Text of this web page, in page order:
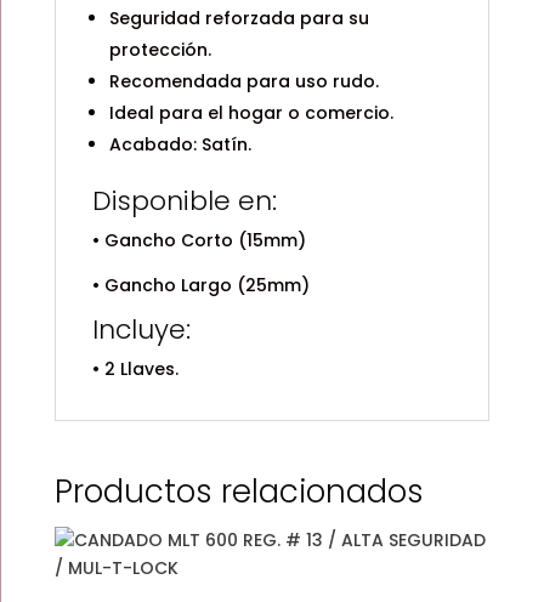
Seguridad reforzada para su
protección.
Recomendada para uso rudo.
Ideal para el hogar o comercio.
Acabado: Satín.
Disponible en:
• Gancho Corto (15mm)
• Gancho Largo (25mm)
Incluye:
• 2 Llaves.
Productos relacionados